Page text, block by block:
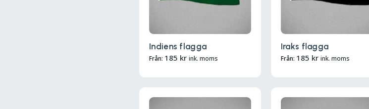
Indiens flagga
Från: 185 kr ink. moms
Iraks flagga
Från: 185 kr ink. moms